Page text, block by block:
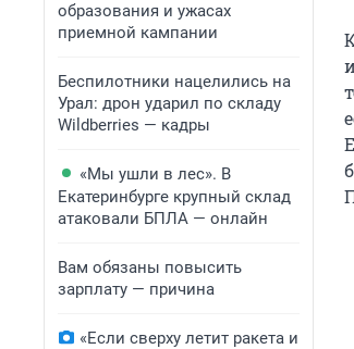
образования и ужасах
приемной кампании
Беспилотники нацелились на
Урал: дрон ударил по складу
Wildberries — кадры
«Мы ушли в лес». В
Екатеринбурге крупный склад
атаковали БПЛА — онлайн
Вам обязаны повысить
зарплату — причина
«Если сверху летит ракета и